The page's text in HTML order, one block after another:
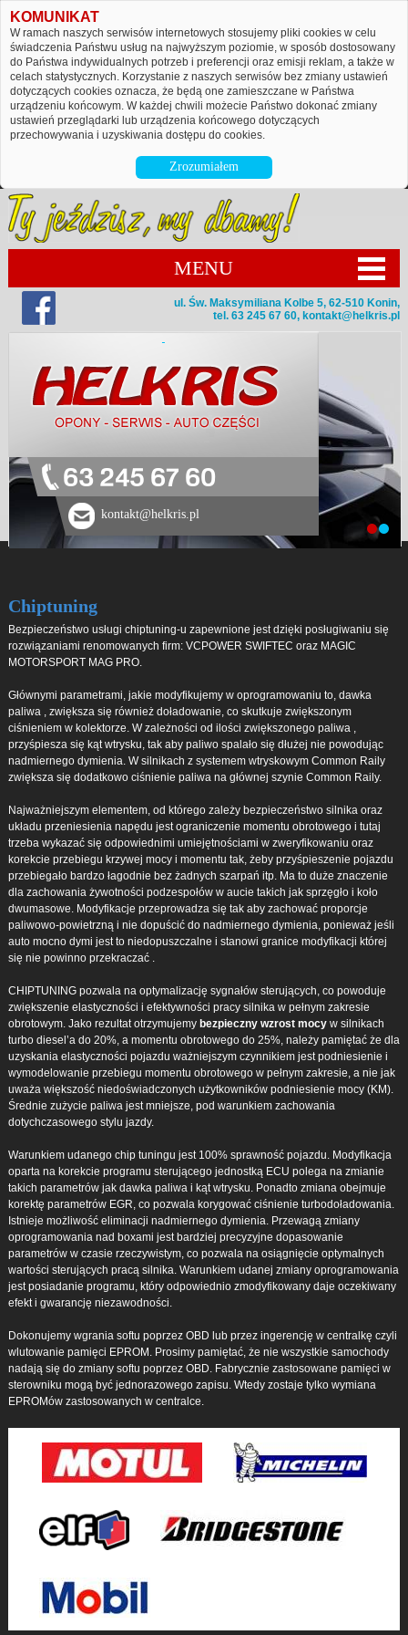
KOMUNIKAT
W ramach naszych serwisów internetowych stosujemy pliki cookies w celu
świadczenia Państwu usług na najwyższym poziomie, w sposób dostosowany
do Państwa indywidualnych potrzeb i preferencji oraz emisji reklam, a także w
celach statystycznych. Korzystanie z naszych serwisów bez zmiany ustawień
dotyczących cookies oznacza, że będą one zamieszczane w Państwa
urządzeniu końcowym. W każdej chwili możecie Państwo dokonać zmiany
ustawień przeglądarki lub urządzenia końcowego dotyczących
przechowywania i uzyskiwania dostępu do cookies.
Zrozumiałem
MENU
ul. Św. Maksymiliana Kolbe 5, 62-510 Konin,
tel. 63 245 67 60, kontakt@helkris.pl
63 245 67 60
kontakt@helkris.pl
Chiptuning
Bezpieczeństwo usługi chiptuning-u zapewnione jest dzięki posługiwaniu się
rozwiązaniami renomowanych firm: VCPOWER SWIFTEC oraz MAGIC
MOTORSPORT MAG PRO.
Głównymi parametrami, jakie modyfikujemy w oprogramowaniu to, dawka
paliwa , zwiększa się również doładowanie, co skutkuje zwiększonym
ciśnieniem w kolektorze. W zależności od ilości zwiększonego paliwa ,
przyśpiesza się kąt wtrysku, tak aby paliwo spalało się dłużej nie powodując
nadmiernego dymienia. W silnikach z systemem wtryskowym Common Raily
zwiększa się dodatkowo ciśnienie paliwa na głównej szynie Common Raily.
Najważniejszym elementem, od którego zależy bezpieczeństwo silnika oraz
układu przeniesienia napędu jest ograniczenie momentu obrotowego i tutaj
trzeba wykazać się odpowiednimi umiejętnościami w zweryfikowaniu oraz
korekcie przebiegu krzywej mocy i momentu tak, żeby przyśpieszenie pojazdu
przebiegało bardzo łagodnie bez żadnych szarpań itp. Ma to duże znaczenie
dla zachowania żywotności podzespołów w aucie takich jak sprzęgło i koło
dwumasowe. Modyfikacje przeprowadza się tak aby zachować proporcje
paliwowo-powietrzną i nie dopuścić do nadmiernego dymienia, ponieważ jeśli
auto mocno dymi jest to niedopuszczalne i stanowi granice modyfikacji której
się nie powinno przekraczać .
CHIPTUNING pozwala na optymalizację sygnałów sterujących, co powoduje
zwiększenie elastyczności i efektywności pracy silnika w pełnym zakresie
obrotowym. Jako rezultat otrzymujemy bezpieczny wzrost mocyw silnikach
turbo diesel’a do 20%, a momentu obrotowego do 25%, należy pamiętać że dla
uzyskania elastyczności pojazdu ważniejszym czynnikiem jest podniesienie i
wymodelowanie przebiegu momentu obrotowego w pełnym zakresie, a nie jak
uważa większość niedoświadczonych użytkowników podniesienie mocy (KM).
Średnie zużycie paliwa jest mniejsze, pod warunkiem zachowania
dotychczasowego stylu jazdy.
Warunkiem udanego chip tuningu jest 100% sprawność pojazdu. Modyfikacja
oparta na korekcie programu sterującego jednostką ECU polega na zmianie
takich parametrów jak dawka paliwa i kąt wtrysku. Ponadto zmiana obejmuje
korektę parametrów EGR, co pozwala korygować ciśnienie turbodoładowania.
Istnieje możliwość eliminacji nadmiernego dymienia. Przewagą zmiany
oprogramowania nad boxami jest bardziej precyzyjne dopasowanie
parametrów w czasie rzeczywistym, co pozwala na osiągnięcie optymalnych
wartości sterujących pracą silnika. Warunkiem udanej zmiany oprogramowania
jest posiadanie programu, który odpowiednio zmodyfikowany daje oczekiwany
efekt i gwarancję niezawodności.
Dokonujemy wgrania softu poprzez OBD lub przez ingerencję w centralkę czyli
wlutowanie pamięci EPROM. Prosimy pamiętać, że nie wszystkie samochody
nadają się do zmiany softu poprzez OBD. Fabrycznie zastosowane pamięci w
sterowniku mogą być jednorazowego zapisu. Wtedy zostaje tylko wymiana
EPROMów zastosowanych w centralce.